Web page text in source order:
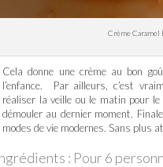
Crème Caramel
Cela donne une crème au bon
l’enfance. Par ailleurs, c’est
réaliser la veille ou le matin pour
démouler au dernier moment.
modes de vie modernes. Sans plus
: Pour 6